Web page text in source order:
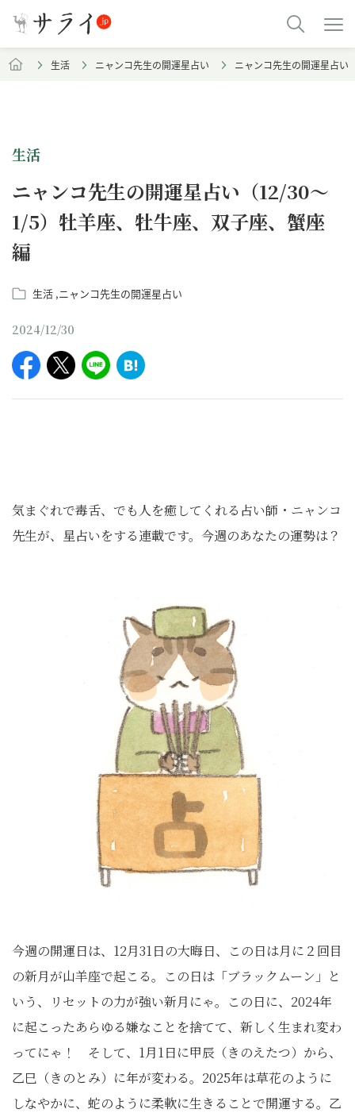
生活 ニャンコ先生の開運星占い ニャンコ先生の開運星占
生活
ニャンコ先生の開運星占い（12/30～
1/5）牡羊座、牡牛座、双子座、蟹座
編
生活 ニャンコ先生の開運星占い
2024/12/30
気まぐれで毒舌、でも人を癒してくれる占い師・ニャンコ
先生が、星占いをする連載です。今週のあなたの運勢は？
今週の開運日は、12月31日の大晦日、この日は月に２回目
の新月が山羊座で起こる。この日は「ブラックムーン」と
いう、リセットの力が強い新月にゃ。この日に、2024年
に起こったあらゆる嫌なことを捨てて、新しく生まれ変わ
ってにゃ！ そして、1月1日に甲辰（きのえたつ）から、
乙巳（きのとみ）に年が変わる。2025年は草花のように
しなやかに、蛇のように柔軟に生きることで開運する。乙